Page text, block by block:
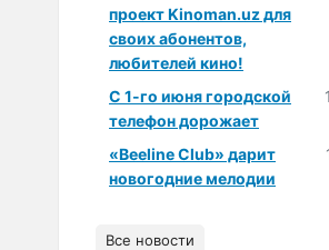
проект Kinoman.uz для
своих абонентов,
любителей кино!
С 1-го июня городской
телефон дорожает
«Beeline Club» дарит
новогодние мелодии
Все новости